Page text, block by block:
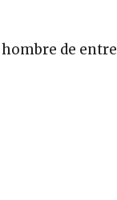
de entre